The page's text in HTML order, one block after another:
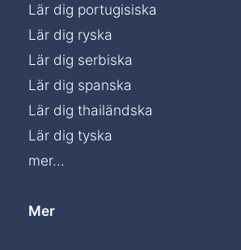
Lär dig portugisiska
Lär dig ryska
Lär dig serbiska
Lär dig spanska
Lär dig thailändska
Lär dig tyska
mer...
Mer